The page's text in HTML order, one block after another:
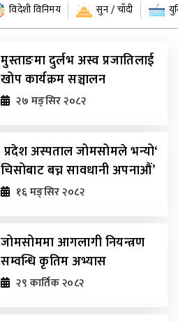
विदेशी विनिमय सुन / चाँदी
मुस्ताङमा दुर्लभ अस्व प्रजातिलाई
खोप कार्यक्रम सञ्चालन
२७ मङ्सिर २०८२
प्रदेश अस्पताल जोमसोमले भन्यो‘
चिसोबाट बच्न सावधानी अपनाऔं’
१६ मङ्सिर २०८२
जोमसोममा आगलागी नियन्त्रण
सम्वन्धि कृतिम अभ्यास
२९ कार्तिक २०८२